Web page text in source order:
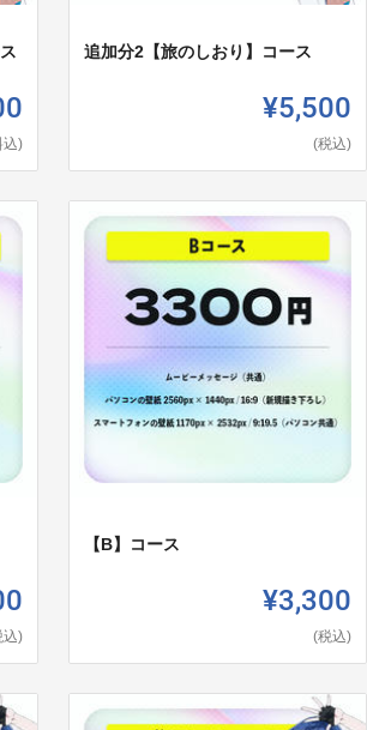
込)
追加分2【旅のしおり】コース
¥5,500
(税込)
込)
【B】コース
¥3,300
(税込)